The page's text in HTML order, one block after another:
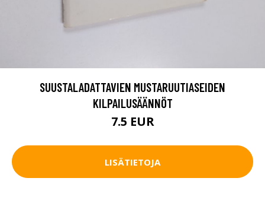
SUUSTALADATTAVIEN MUSTARUUTIASEIDEN
KILPAILUSÄÄNNÖT
7.5 EUR
LISÄTIETOJA